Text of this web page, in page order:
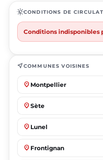
routineCONDITIONS DE
Conditions indisponibles
near_meCOMMUNES VOISINES
place Montpellier
place Sète
place Lunel
place Frontignan